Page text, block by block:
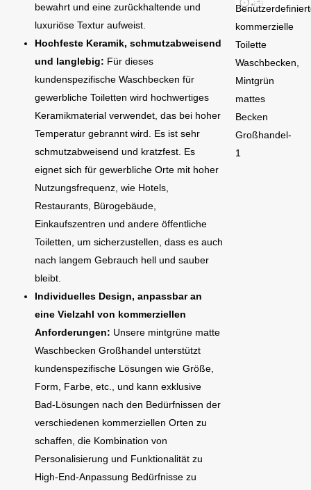
bewahrt und eine zurückhaltende und
luxuriöse Textur aufweist.
Hochfeste Keramik, schmutzabweisend
und langlebig: Für dieses
kundenspezifische Waschbecken für
gewerbliche Toiletten wird hochwertiges
Keramikmaterial verwendet, das bei hoher
Temperatur gebrannt wird. Es ist sehr
schmutzabweisend und kratzfest. Es
eignet sich für gewerbliche Orte mit hoher
Nutzungsfrequenz, wie Hotels,
Restaurants, Bürogebäude,
Einkaufszentren und andere öffentliche
Toiletten, um sicherzustellen, dass es auch
nach langem Gebrauch hell und sauber
bleibt.
Individuelles Design, anpassbar an
eine Vielzahl von kommerziellen
Anforderungen: Unsere mintgrüne matte
Waschbecken Großhandel unterstützt
kundenspezifische Lösungen wie Größe,
Form, Farbe, etc., und kann exklusive
Bad-Lösungen nach den Bedürfnissen der
verschiedenen kommerziellen Orten zu
schaffen, die Kombination von
Personalisierung und Funktionalität zu
High-End-Anpassung Bedürfnisse zu
kommerzielle
Toilette
Waschbecken,
Mintgrün
mattes
Becken
Großhandel-
1